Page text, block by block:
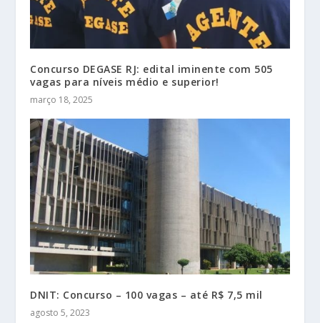
Concurso DEGASE RJ: edital iminente com 505
vagas para níveis médio e superior!
março 18, 2025
DNIT: Concurso – 100 vagas – até R$ 7,5 mil
agosto 5, 2023